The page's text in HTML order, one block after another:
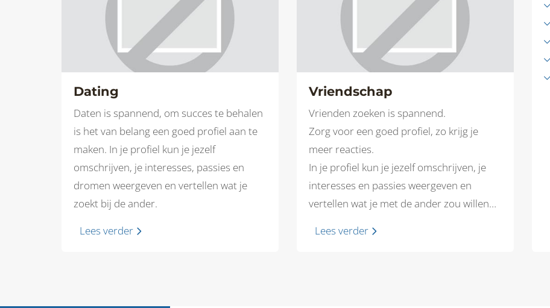
Dating
Daten is spannend, om succes te behalen
is het van belang een goed profiel aan te
maken. In je profiel kun je jezelf
omschrijven, je interesses, passies en
dromen weergeven en vertellen wat je
zoekt bij de ander.
Lees verder
Vriendschap
Vrienden zoeken is spannend.
Zorg voor een goed profiel, zo krijg je
meer reacties.
In je profiel kun je jezelf omschrijven, je
interesses en passies weergeven en
vertellen wat je met de ander zou willen
Lees verder